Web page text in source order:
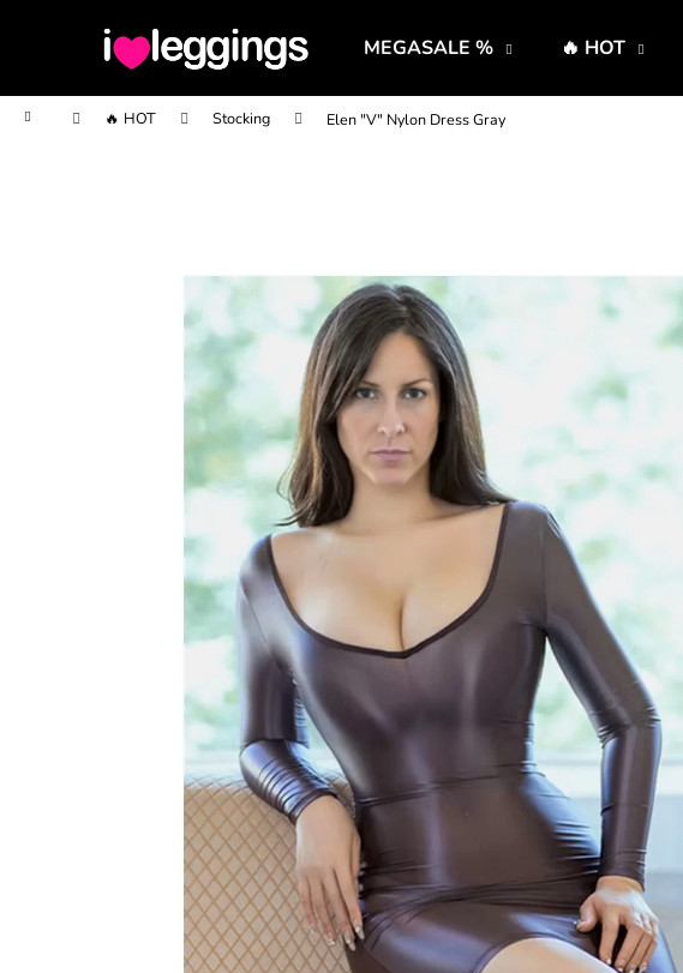
MEGASALE % 🔥 HOT
Domov 🔥 HOT Stocking Elen "V" Nylon Dress Gray
í
Späť
do
obchodu
Späť
do
obchodu